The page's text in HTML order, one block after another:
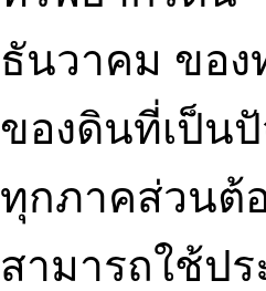
ธันวาคม ของ
ของดินที่เป็น
ทุกภาคส่วนต้
สามารถใช้ป